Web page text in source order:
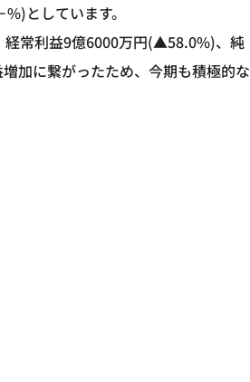
としています。
常利益9億6000万円(▲58.0%)、純
加に繋がったため、今期も積極的な